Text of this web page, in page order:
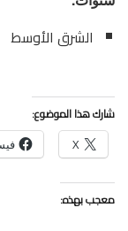
الشرق الأوسط
شارك هذا الموضوع:
X
معجب بهذه: